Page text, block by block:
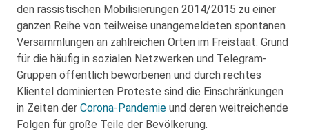
den rassistischen Mobilisierungen 2014/2015 zu einer
ganzen Reihe von teilweise unangemeldeten spontanen
Versammlungen an zahlreichen Orten im Freistaat. Grund
für die häufig in sozialen Netzwerken und Telegram-
Gruppen öffentlich beworbenen und durch rechtes
Klientel dominierten Proteste sind die Einschränkungen
in Zeiten der Corona-Pandemie und deren weitreichende
Folgen für große Teile der Bevölkerung.